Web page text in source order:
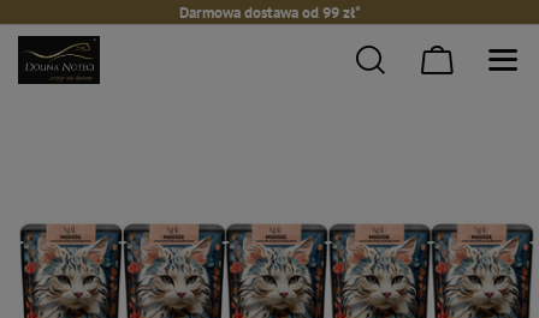
Darmowa dostawa od 99 zł*